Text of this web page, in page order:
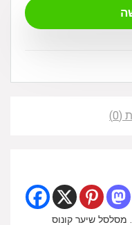
(0)
מסלסל שיער איכותי מבית Sassonic . מסלסל שיער קונוס